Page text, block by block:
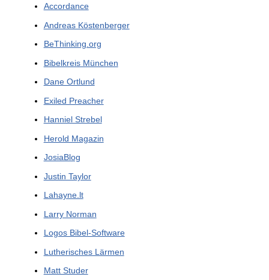
Accordance
Andreas Köstenberger
BeThinking.org
Bibelkreis München
Dane Ortlund
Exiled Preacher
Hanniel Strebel
Herold Magazin
JosiaBlog
Justin Taylor
Lahayne.lt
Larry Norman
Logos Bibel-Software
Lutherisches Lärmen
Matt Studer